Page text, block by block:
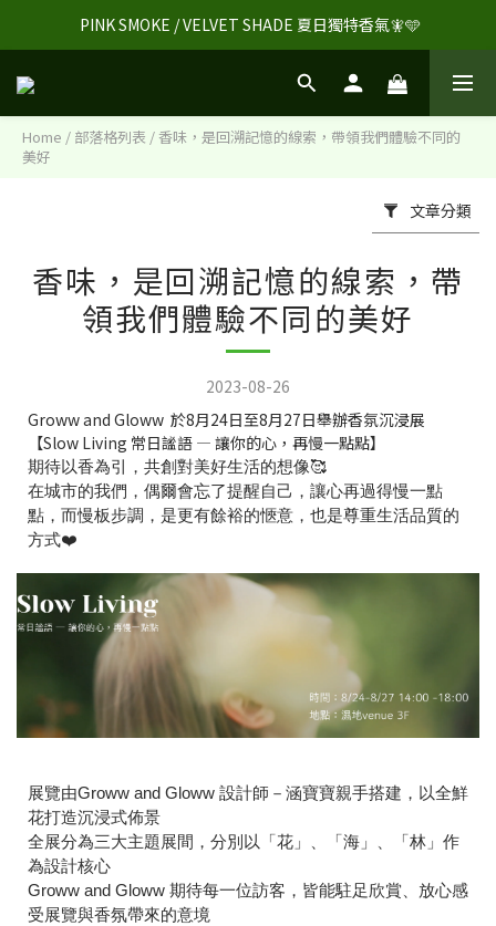
PINK SMOKE / VELVET SHADE 夏日獨特香氣🧚🩵
Home / 部落格列表 /香味，是回溯記憶的線索，帶領我們體驗不同的
美好
文章分類
香味，是回溯記憶的線索，帶
領我們體驗不同的美好
2023-08-26
Groww and Gloww 於8月24日至8月27日舉辦香氛沉浸展
【Slow Living 常日謐語 — 讓你的心，再慢一點點】
期待以香為引，共創對美好生活的想像🥰
在城市的我們，偶爾會忘了提醒自己，讓心再過得慢一點
點，而慢板步調，是更有餘裕的愜意，也是尊重生活品質的
方式❤️
展覽由Groww and Gloww 設計師－涵寶寶親手搭建，以全鮮
花打造沉浸式佈景
全展分為三大主題展間，分別以「花」、「海」、「林」作
為設計核心
Groww and Gloww 期待每一位訪客，皆能駐足欣賞、放心感
受展覽與香氛帶來的意境